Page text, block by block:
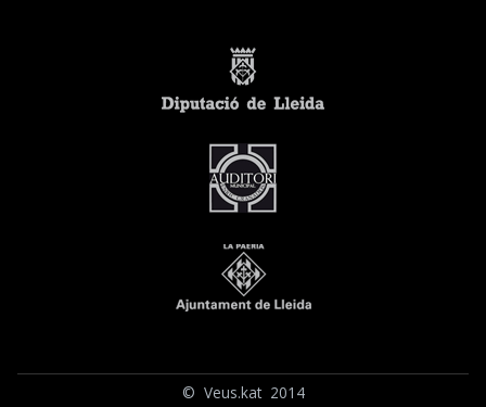
© Veus.kat 2014